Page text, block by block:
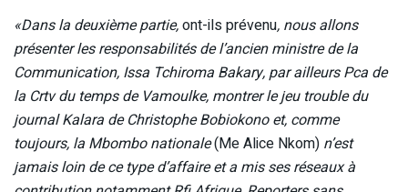
«Dans la deuxième partie,ont-ils prévenu, nous allons
présenter les responsabilités de l’ancien ministre de la
Communication, Issa Tchiroma Bakary, par ailleurs Pca de
la Crtv du temps de Vamoulke, montrer le jeu trouble du
journal Kalara de Christophe Bobiokono et, comme
toujours, la Mbombo nationale(Me Alice Nkom) n’est
jamais loin de ce type d’affaire et a mis ses réseaux à